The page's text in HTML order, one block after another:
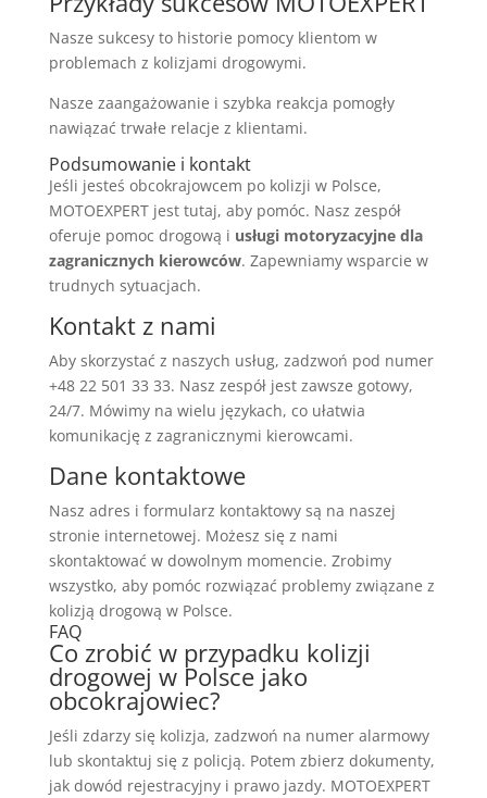
Nasze sukcesy to historie pomocy klientom w
problemach z kolizjami drogowymi.
Nasze zaangażowanie i szybka reakcja pomogły
nawiązać trwałe relacje z klientami.
Podsumowanie i kontakt
Jeśli jesteś obcokrajowcem po kolizji w Polsce,
MOTOEXPERT jest tutaj, aby pomóc. Nasz zespół
oferuje pomoc drogową i usługi motoryzacyjne dla
zagranicznych kierowców. Zapewniamy wsparcie w
trudnych sytuacjach.
Kontakt z nami
Aby skorzystać z naszych usług, zadzwoń pod numer
+48 22 501 33 33. Nasz zespół jest zawsze gotowy,
24/7. Mówimy na wielu językach, co ułatwia
komunikację z zagranicznymi kierowcami.
Dane kontaktowe
Nasz adres i formularz kontaktowy są na naszej
stronie internetowej. Możesz się z nami
skontaktować w dowolnym momencie. Zrobimy
wszystko, aby pomóc rozwiązać problemy związane z
kolizją drogową w Polsce.
FAQ
Co zrobić w przypadku kolizji
drogowej w Polsce jako
obcokrajowiec?
Jeśli zdarzy się kolizja, zadzwoń na numer alarmowy
lub skontaktuj się z policją. Potem zbierz dokumenty,
jak dowód rejestracyjny i prawo jazdy. MOTOEXPERT